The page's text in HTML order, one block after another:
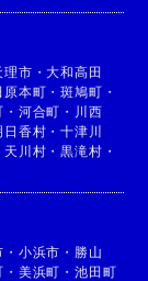
理市 ・大和高田
原本町 ・斑鳩町 ・
・ 河合町 ・ 川西
日香村 ・十津川
天川村 ・黒滝村 ・
・ 小浜市 ・ 勝山
・ 美浜町 ・ 池田町